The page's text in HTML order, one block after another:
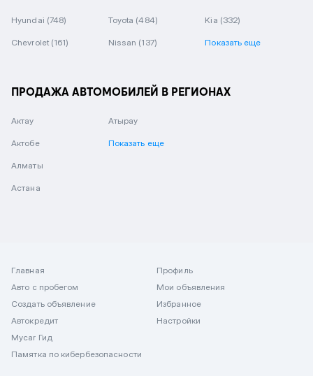
Hyundai (748) Toyota (484) Kia (332)
Chevrolet (161) Nissan (137) Показать еще
ПРОДАЖА АВТОМОБИЛЕЙ В РЕГИОНАХ
Актау
Актобе
Алматы
Астана
Атырау
Показать еще
Главная
Авто с пробегом
Создать объявление
Автокредит
Mycar Гид
Памятка по кибербезопасности
Профиль
Мои объявления
Избранное
Настройки